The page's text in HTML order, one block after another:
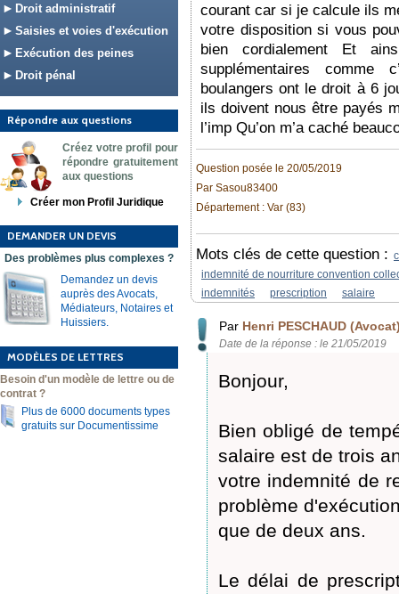
Droit administratif
Saisies et voies d'exécution
Exécution des peines
Droit pénal
Répondre aux questions
Créez votre profil pour
répondre gratuitement
aux questions
Créer mon Profil Juridique
DEMANDER UN DEVIS
Des problèmes plus complexes ?
Demandez un devis
auprès des Avocats,
Médiateurs, Notaires et
Huissiers.
MODÈLES DE LETTRES
Besoin d'un modèle de lettre ou de
contrat ?
Plus de 6000 documents types
gratuits sur Documentissime
courant car si je calcule ils
votre disposition si vous
bien cordialement Et
supplémentaires
boulangers ont le droit à 6
ils doivent nous être payés
l’imp Qu’on m’a caché
Question posée le 20/05/2019
Par Sasou83400
Département : Var (83)
Mots clés de cette question :
indemnité de nourriture convention
indemnités
prescription salaire
Par Henri PESCHAUD
Date de la réponse : le 21/05/2019
Bonjour,
Bien obligé de
salaire est de trois
votre indemnité de
problème
que de deux ans.
Le délai de